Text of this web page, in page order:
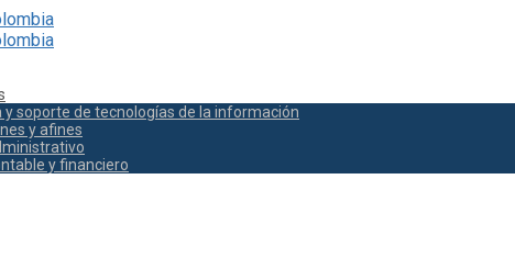
y soporte de tecnologías de la información
y afines
y financiero